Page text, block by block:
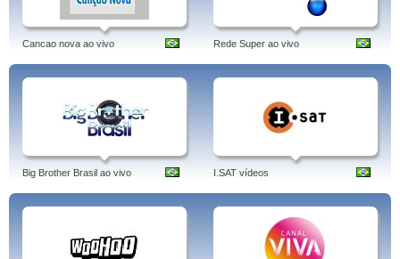
Cancao nova ao vivo Rede Super ao vivo
Big Brother Brasil ao vivo I.SAT vídeos